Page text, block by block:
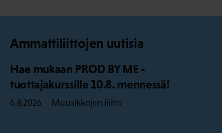
Ammattiliittojen uutisia
Hae mukaan PROD BY ME -
tuottajakurssille 10.8. mennessä!
6.8.2026 Muusikkojen liitto